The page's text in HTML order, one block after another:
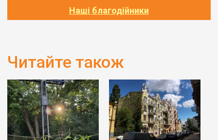
Наші благодійники
Читайте також